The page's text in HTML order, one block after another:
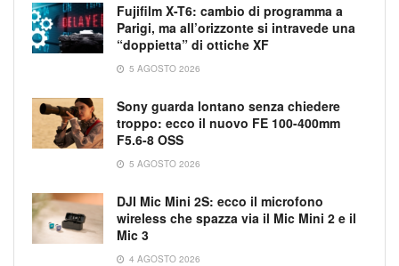
Fujifilm X-T6: cambio di programma a
Parigi, ma all’orizzonte si intravede una
“doppietta” di ottiche XF
5 AGOSTO 2026
Sony guarda lontano senza chiedere
troppo: ecco il nuovo FE 100-400mm
F5.6-8 OSS
5 AGOSTO 2026
DJI Mic Mini 2S: ecco il microfono
wireless che spazza via il Mic Mini 2 e il
Mic 3
4 AGOSTO 2026